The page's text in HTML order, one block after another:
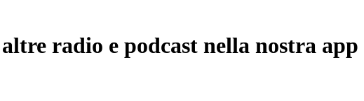
radio e podcast nella nostra